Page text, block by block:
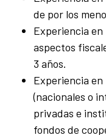
de por los
Experiencia
aspectos
3 años.
Experiencia en
(nacionales o
privadas e
fondos de